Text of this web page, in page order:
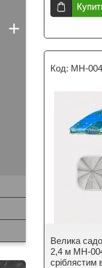
MH-
Велика
2,4 м MH-
сріблястим